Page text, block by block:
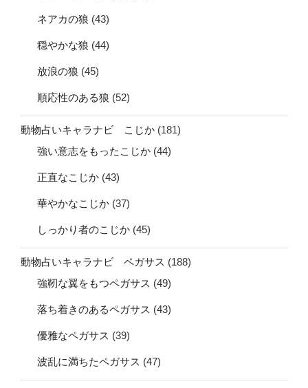
ネアカの狼 (43)
穏やかな狼 (44)
放浪の狼 (45)
順応性のある狼 (52)
動物占いキャラナビ こじか (181)
強い意志をもったこじか (44)
正直なこじか (43)
華やかなこじか (37)
しっかり者のこじか (45)
動物占いキャラナビ ペガサス (188)
強靭な翼をもつペガサス (49)
落ち着きのあるペガサス (43)
優雅なペガサス (39)
波乱に満ちたペガサス (47)